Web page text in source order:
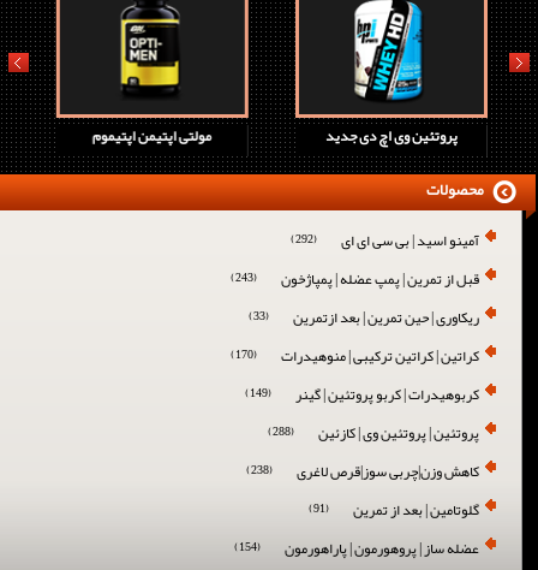
مولتی اپتیمن اپتیموم پروتئین وی اچ دی جدید
prev next
آمینو اسید | بی سی ای ای (292)
قبل از تمرین | پمپ عضله | پمپاژخون (243)
ریکاوری | حین تمرین | بعد ازتمرین (33)
کراتین | کراتین ترکیبی | منوهیدرات (170)
کربوهیدرات | کربو پروتئین | گینر (149)
پروتئین | پروتئین وی | کازئین (288)
کاهش وزن|چربی سوز|قرص لاغری (238)
گلوتامین | بعد از تمرین (91)
عضله ساز | پروهورمون | پاراهورمون (154)
محصولات